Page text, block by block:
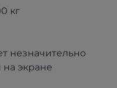
кг
незначительно
на экране